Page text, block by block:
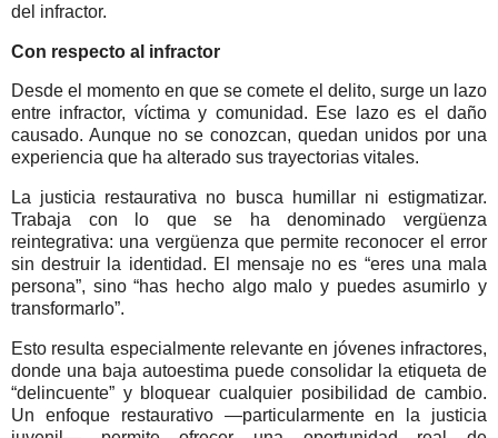
del infractor.
Con respecto al infractor
Desde el momento en que se comete el delito, surge un lazo
entre infractor, víctima y comunidad. Ese lazo es el daño
causado. Aunque no se conozcan, quedan unidos por una
experiencia que ha alterado sus trayectorias vitales.
La justicia restaurativa no busca humillar ni estigmatizar.
Trabaja con lo que se ha denominado vergüenza
reintegrativa: una vergüenza que permite reconocer el error
sin destruir la identidad. El mensaje no es “eres una mala
persona”, sino “has hecho algo malo y puedes asumirlo y
transformarlo”.
Esto resulta especialmente relevante en jóvenes infractores,
donde una baja autoestima puede consolidar la etiqueta de
“delincuente” y bloquear cualquier posibilidad de cambio.
Un enfoque restaurativo —particularmente en la justicia